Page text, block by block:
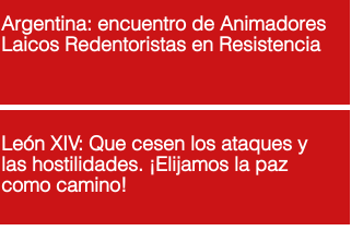
Argentina: encuentro de Animadores
Laicos Redentoristas en Resistencia
León XIV: Que cesen los ataques y
las hostilidades. ¡Elijamos la paz
como camino!